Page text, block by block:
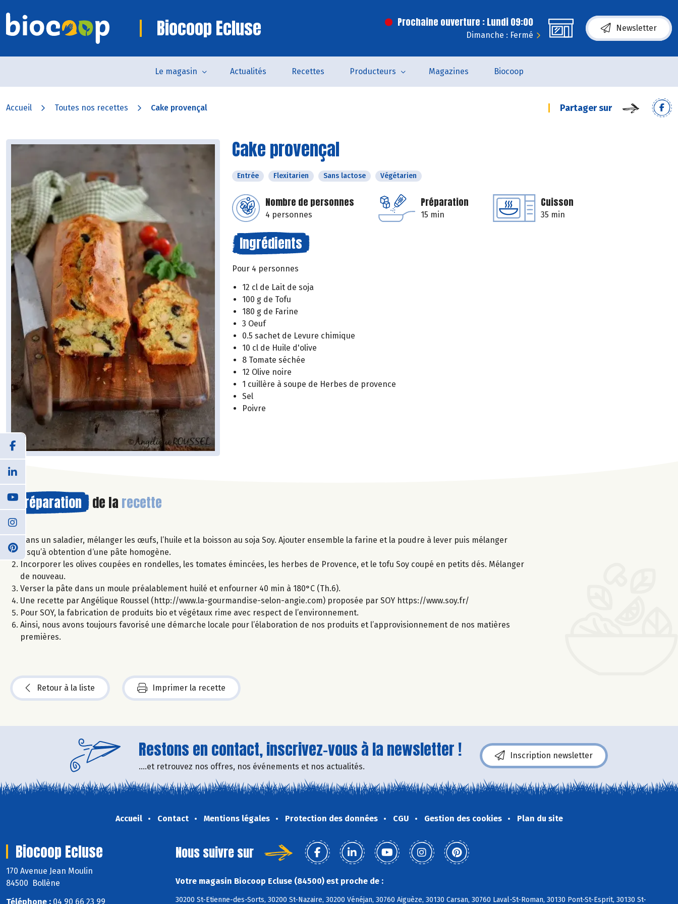
Biocoop Ecluse Prochaine ouverture : Lundi 09:00
Dimanche : Fermé
Newsletter
Le magasin Actualités Recettes Producteurs Magazines Biocoop
Accueil Toutes nos recettes Cake provençal Partager sur
Cake provençal
Entrée Flexitarien Sans lactose Végétarien
Nombre de personnes
4 personnes
Préparation
15 min
Cuisson
35 min
Ingrédients
Pour 4 personnes
12 cl de Lait de soja
100 g de Tofu
180 g de Farine
3 Oeuf
0.5 sachet de Levure chimique
10 cl de Huile d'olive
8 Tomate séchée
12 Olive noire
1 cuillère à soupe de Herbes de provence
Sel
Poivre
Préparation de la recette
Dans un saladier, mélanger les œufs, l’huile et la boisson au soja Soy. Ajouter ensemble la farine et la poudre à lever puis mélanger
jusqu’à obtention d‘une pâte homogène.
Incorporer les olives coupées en rondelles, les tomates émincées, les herbes de Provence, et le tofu Soy coupé en petits dés. Mélanger
de nouveau.
Verser la pâte dans un moule préalablement huilé et enfourner 40 min à 180°C (Th.6).
Une recette par Angélique Roussel (http://www.la-gourmandise-selon-angie.com) proposée par SOY https://www.soy.fr/
Pour SOY, la fabrication de produits bio et végétaux rime avec respect de l’environnement.
Ainsi, nous avons toujours favorisé une démarche locale pour l’élaboration de nos produits et l’approvisionnement de nos matières
premières.
Retour à la liste Imprimer la recette
Restons en contact, inscrivez-vous à la newsletter !
....et retrouvez nos offres, nos événements et nos actualités.
Inscription newsletter
Accueil Contact Mentions légales Protection des données CGU Gestion des cookies Plan du site
Biocoop Ecluse
170 Avenue Jean Moulin
84500 Bollène
Téléphone : 04 90 66 23 99
Nous suivre sur
Votre magasin Biocoop Ecluse (84500) est proche de :
30200 St-Etienne-des-Sorts, 30200 St-Nazaire, 30200 Vénéjan, 30760 Aiguèze, 30130 Carsan, 30760 Laval-St-Roman, 30130 Pont-St-Esprit, 30130 St-